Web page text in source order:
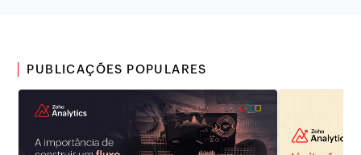
PUBLICAÇÕES POPULARES